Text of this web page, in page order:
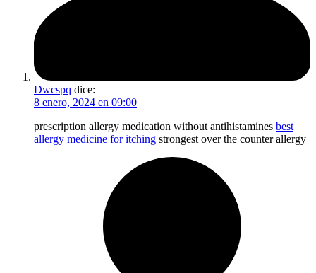
Dwcspq dice:
8 enero, 2024 en 09:00
prescription allergy medication without antihistamines best
allergy medicine for itching strongest over the counter allergy